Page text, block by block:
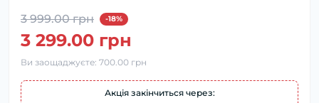
3 999.00 грн -18%
3 299.00 грн
Ви заощаджуєте: 700.00 грн
Акція закінчиться через: